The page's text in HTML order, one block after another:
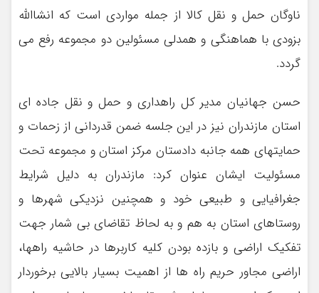
ناوگان حمل و نقل کالا از جمله مواردی است که انشاالله
بزودی با هماهنگی و همدلی مسئولین دو مجموعه رفع می
گردد.
حسن جهانیان مدیر کل راهداری و حمل و نقل جاده ای
استان مازندران نیز در این جلسه ضمن قدردانی از زحمات و
حمایتهای همه جانبه دادستان مرکز استان و مجموعه تحت
مسئولیت ایشان عنوان کرد: مازندران به دلیل شرایط
جغرافیایی و طبیعی خود و همچنین نزدیکی شهرها و
روستاهای استان به هم و به لحاظ تقاضای بی شمار جهت
تفکیک اراضی و بازده بودن کلیه کاربرها در حاشیه راهها،
اراضی مجاور حریم راه ها از اهمیت بسیار بالایی برخوردار